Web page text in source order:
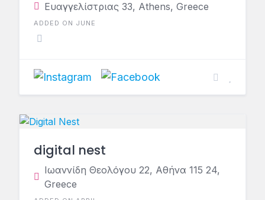
Ευαγγελίστριας 33, Athens, Greece
ADDED ON JUNE
digital nest
Ιωαννίδη Θεολόγου 22, Αθήνα 115 24,
Greece